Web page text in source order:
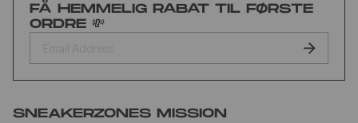
FÅ HEMMELIG RABAT TIL FØRSTE
ORDRE 💸
SNEAKERZONES MISSION